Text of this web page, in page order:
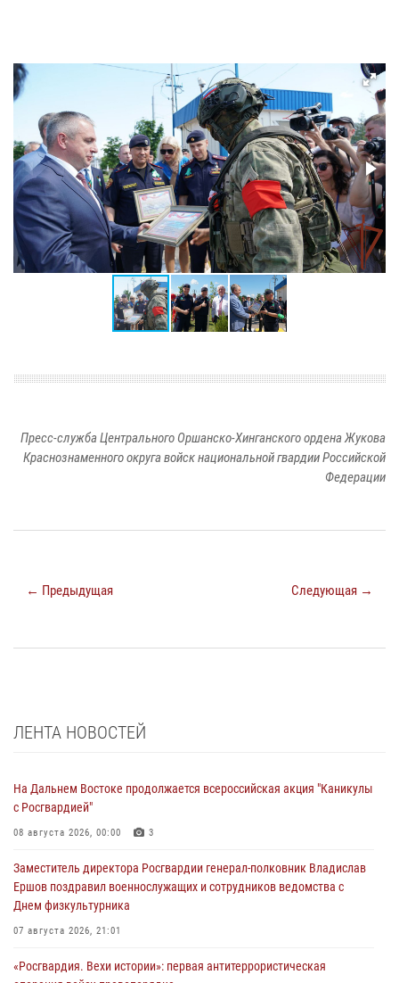
Пресс-служба Центрального Оршанско-Хинганского ордена Жукова
Краснознаменного округа войск национальной гвардии Российской
Федерации
← Предыдущая Следующая →
ЛЕНТА НОВОСТЕЙ
На Дальнем Востоке продолжается всероссийская акция "Каникулы
с Росгвардией"
08 августа 2026, 00:00 3
Заместитель директора Росгвардии генерал-полковник Владислав
Ершов поздравил военнослужащих и сотрудников ведомства с
Днем физкультурника
07 августа 2026, 21:01
«Росгвардия. Вехи истории»: первая антитеррористическая